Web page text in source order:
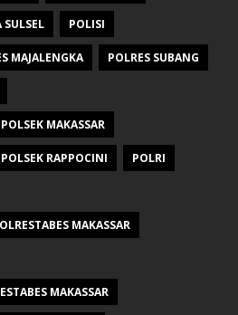
SULSEL POLISI
MAJALENGKA POLRES SUBANG
MAKASSAR
RAPPOCINI POLRI
MAKASSAR
MAKASSAR